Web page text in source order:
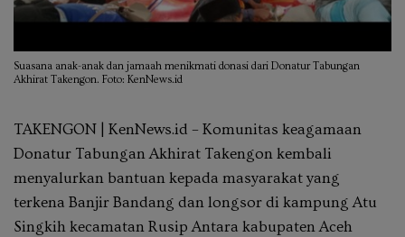
Suasana anak-anak dan jamaah menikmati donasi dari Donatur Tabungan
Akhirat Takengon. Foto: KenNews.id
TAKENGON | KenNews.id – Komunitas keagamaan
Donatur Tabungan Akhirat Takengon kembali
menyalurkan bantuan kepada masyarakat yang
terkena Banjir Bandang dan longsor di kampung Atu
Singkih kecamatan Rusip Antara kabupaten Aceh